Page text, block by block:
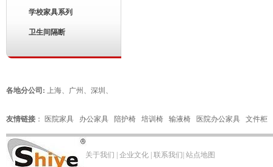
学校家具系列
卫生间隔断
各地分公司: 上海、 广州 、 深圳 、
友情链接 ： 医院家具 办公家具 陪护椅 培训椅 输液椅 医院办公家具 文件柜
关于我们 企业文化 联系我们 站点地图